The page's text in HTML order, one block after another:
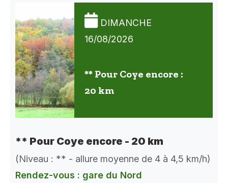
DIMANCHE
16/08/2026
** Pour Coye encore :
20 km
** Pour Coye encore - 20 km
(Niveau : ** - allure moyenne de 4 à 4,5 km/h)
Rendez-vous : gare du Nord